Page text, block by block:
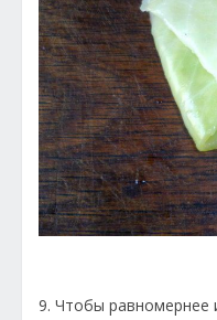
9. Чтобы равномернее